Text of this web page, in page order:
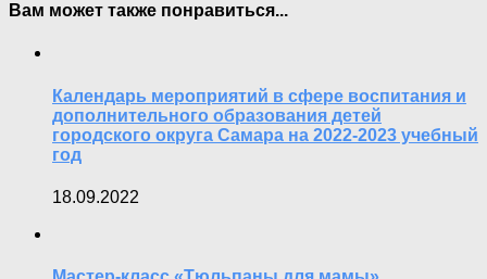
Вам может также понравиться...
Календарь мероприятий в сфере воспитания и
дополнительного образования детей
городского округа Самара на 2022-2023 учебный
год
18.09.2022